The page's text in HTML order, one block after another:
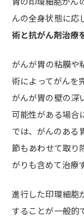
んの全身状態に応
術と抗がん剤治療
がんが胃の粘膜や
術によってがんを
がんが胃の壁の深
可能性がある場合
では、がんのある
節もあわせて取り
がりも含めて治療
進行した印環細胞
することが一般的